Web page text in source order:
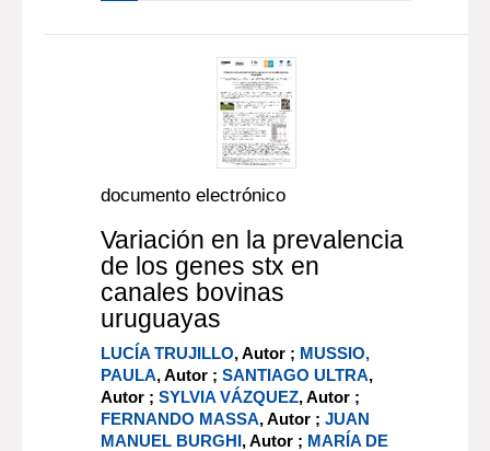
documento electrónico
Variación en la prevalencia
de los genes stx en
canales bovinas
uruguayas
LUCÍA TRUJILLO, Autor ; MUSSIO,
PAULA, Autor ;SANTIAGO ULTRA,
Autor ;SYLVIA VÁZQUEZ, Autor ;
FERNANDO MASSA, Autor ;JUAN
MANUEL BURGHI, Autor ; MARÍA DE